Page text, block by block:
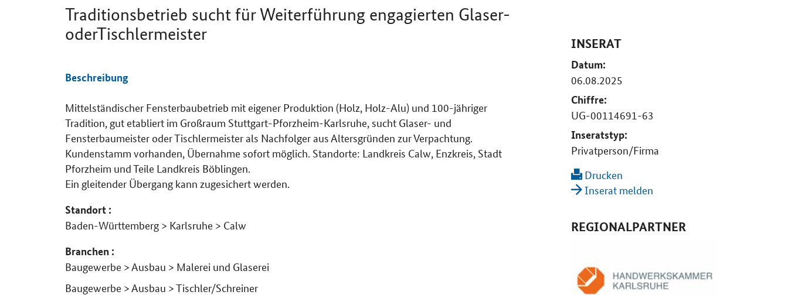
Traditionsbetrieb sucht für Weiterführung engagierten Glaser-
oderTischlermeister
Details
Beschreibung
Mittelständischer Fensterbaubetrieb mit eigener Produktion (Holz, Holz-Alu) und 100-jähriger
Tradition, gut etabliert im Großraum Stuttgart-Pforzheim-Karlsruhe, sucht Glaser- und
Fensterbaumeister oder Tischlermeister als Nachfolger aus Altersgründen zur Verpachtung.
Kundenstamm vorhanden, Übernahme sofort möglich. Standorte: Landkreis Calw, Enzkreis, Stadt
Pforzheim und Teile Landkreis Böblingen.
Ein gleitender Übergang kann zugesichert werden.
Standort :
Baden-Württemberg > Karlsruhe > Calw
Branchen :
Baugewerbe > Ausbau > Malerei und Glaserei
Baugewerbe > Ausbau > Tischler/Schreiner
INSERAT
Datum:
06.08.2025
Chiffre:
UG-00114691-63
Inseratstyp:
Privatperson/Firma
Drucken
Inserat melden
REGIONALPARTNER